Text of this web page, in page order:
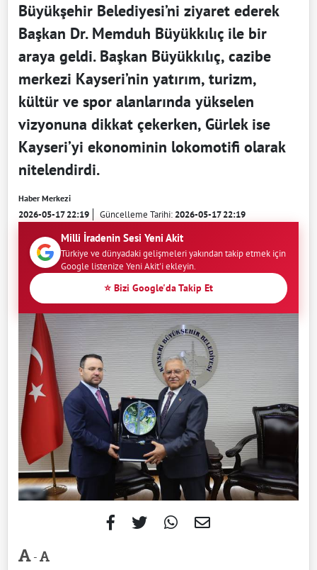
Büyükşehir Belediyesi’ni ziyaret ederek
Başkan Dr. Memduh Büyükkılıç ile bir
araya geldi. Başkan Büyükkılıç, cazibe
merkezi Kayseri’nin yatırım, turizm,
kültür ve spor alanlarında yükselen
vizyonuna dikkat çekerken, Gürlek ise
Kayseri’yi ekonominin lokomotifi olarak
nitelendirdi.
Haber Merkezi
2026-05-17 22:19 Güncelleme Tarihi:2026-05-17 22:19
Milli İradenin Sesi Yeni Akit
Türkiye ve dünyadaki gelişmeleri yakından takip etmek için
Google listenize Yeni Akit'i ekleyin.
⭐ Bizi Google'da Takip Et
-